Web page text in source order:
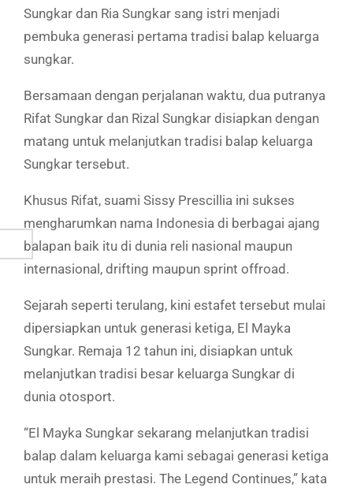
Sungkar dan Ria Sungkar sang istri menjadi
pembuka generasi pertama tradisi balap keluarga
sungkar.
Bersamaan dengan perjalanan waktu, dua putranya
Rifat Sungkar dan Rizal Sungkar disiapkan dengan
matang untuk melanjutkan tradisi balap keluarga
Sungkar tersebut.
Khusus Rifat, suami Sissy Prescillia ini sukses
mengharumkan nama Indonesia di berbagai ajang
balapan baik itu di dunia reli nasional maupun
internasional, drifting maupun sprint offroad.
Sejarah seperti terulang, kini estafet tersebut mulai
dipersiapkan untuk generasi ketiga, El Mayka
Sungkar. Remaja 12 tahun ini, disiapkan untuk
melanjutkan tradisi besar keluarga Sungkar di
dunia otosport.
“El Mayka Sungkar sekarang melanjutkan tradisi
balap dalam keluarga kami sebagai generasi ketiga
untuk meraih prestasi. The Legend Continues,” kata